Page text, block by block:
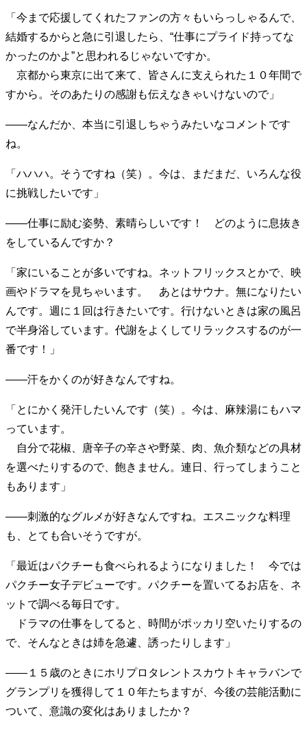
「今まで応援してくれたファンの方々もいらっしゃるんで、
結婚するからと急に引退したら、“仕事にプライド持ってな
かったのかよ”と思われるじゃないですか。
京都から東京に出て来て、皆さんに支えられた１０年間で
すから。そのあたりの感謝も伝えなきゃいけないので」
――なんだか、本当に引退しちゃうみたいなコメントです
ね。
「ハハハ。そうですね（笑）。今は、まだまだ、いろんな役
に挑戦したいです」
――仕事に励む姿勢、素晴らしいです！ どのように息抜き
をしているんですか？
「家にいることが多いですね。ネットフリックスとかで、映
画やドラマを見ちゃいます。 あとはサウナ。無になりたい
んです。週に１回は行きたいです。行けないときは家の風呂
で半身浴しています。代謝をよくしてリラックスするのが一
番です！」
――汗をかくのが好きなんですね。
「とにかく発汗したいんです（笑）。今は、麻辣湯にもハマ
っています。
自分で花椒、唐辛子の辛さや野菜、肉、魚介類などの具材
を選べたりするので、飽きません。連日、行ってしまうこと
もあります」
――刺激的なグルメが好きなんですね。エスニックな料理
も、とても合いそうですが。
「最近はパクチーも食べられるようになりました！ 今では
パクチー女子デビューです。パクチーを置いてるお店を、ネ
ットで調べる毎日です。
ドラマの仕事をしてると、時間がポッカリ空いたりするの
で、そんなときは姉を急遽、誘ったりします」
――１５歳のときにホリプロタレントスカウトキャラバンで
グランプリを獲得して１０年たちますが、今後の芸能活動に
ついて、意識の変化はありましたか？